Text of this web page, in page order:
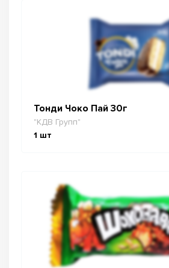
Тонди Чоко Пай 30г
"КДВ Групп"
1 шт